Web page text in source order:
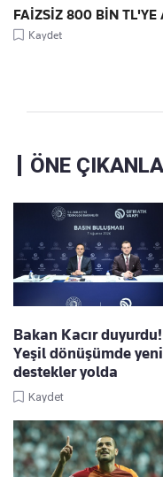
FAİZSİZ 800 BİN TL'YE
Kaydet
ÖNE
Bakan Kacır duyurdu!
Yeşil dönüşümde yeni
destekler yolda
Kaydet